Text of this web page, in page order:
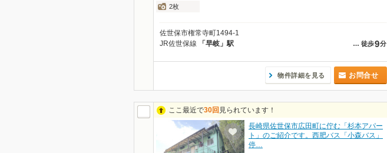
2枚
佐世保市権常寺町1494-1
… 徒歩9分
JR佐世保線 「早岐」駅
物件詳細を見る お問合せ
ここ最近で30回 見られています！
長崎県佐世保市広田町に佇む「杉本アパー
ト」のご紹介です。西肥バス「小森バス」
停…